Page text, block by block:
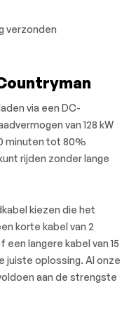
verzonden
via een DC-
van 128 kW
minuten tot 80%
rijden zonder lange
kiezen die het
korte kabel van 2
langere kabel van 15
juiste oplossing. Al onze
aan de strengste